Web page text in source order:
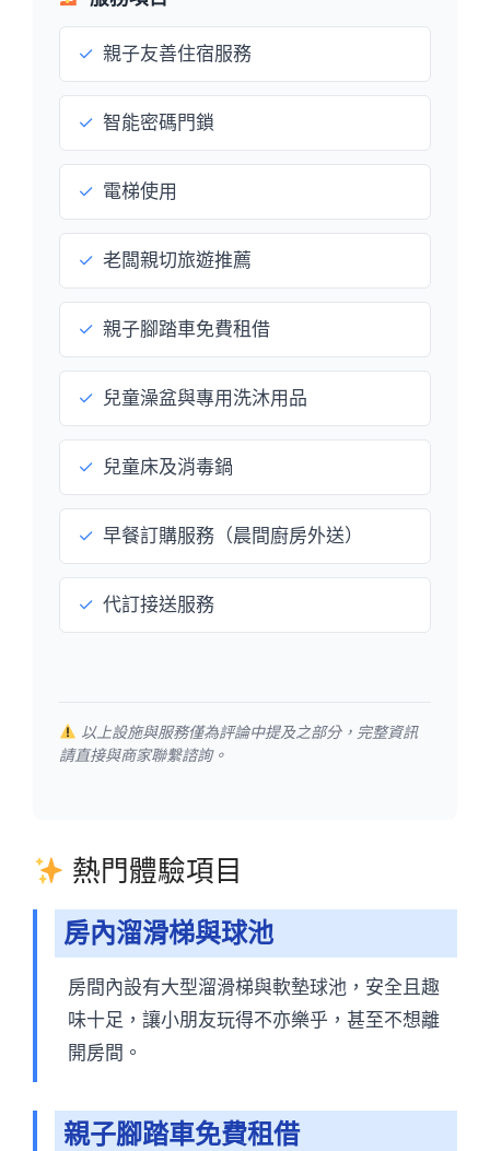
✓ 親子友善住宿服務
✓ 智能密碼門鎖
✓ 電梯使用
✓ 老闆親切旅遊推薦
✓ 親子腳踏車免費租借
✓ 兒童澡盆與專用洗沐用品
✓ 兒童床及消毒鍋
✓ 早餐訂購服務（晨間廚房外送）
✓ 代訂接送服務
以上設施與服務僅為評論中提及之部分，完整資訊
請直接與商家聯繫諮詢。
熱門體驗項目
房內溜滑梯與球池
房間內設有大型溜滑梯與軟墊球池，安全且趣
味十足，讓小朋友玩得不亦樂乎，甚至不想離
開房間。
親子腳踏車免費租借